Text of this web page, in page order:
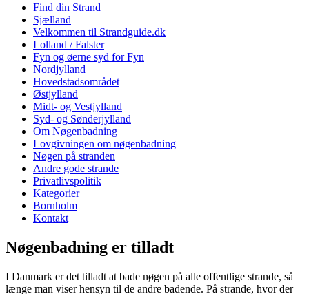
Find din Strand
Sjælland
Velkommen til Strandguide.dk
Lolland / Falster
Fyn og øerne syd for Fyn
Nordjylland
Hovedstadsområdet
Østjylland
Midt- og Vestjylland
Syd- og Sønderjylland
Om Nøgenbadning
Lovgivningen om nøgenbadning
Nøgen på stranden
Andre gode strande
Privatlivspolitik
Kategorier
Bornholm
Kontakt
Nøgenbadning er tilladt
I Danmark er det tilladt at bade nøgen på alle offentlige strande, så
længe man viser hensyn til de andre badende. På strande, hvor der